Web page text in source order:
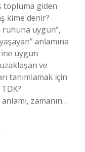
topluma giden
kime denir?
ruhuna uygun”,
anlamına
uygun
ve
tanımlamak için
zamanın…